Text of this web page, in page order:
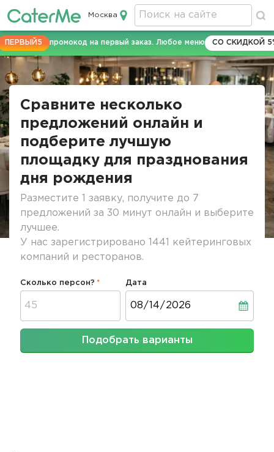
Кейтеринг в Москве
Москва
промокод на первый заказ. Любое меню СО СКИДКОЙ 5%
Строка
Сравните несколько
предложений онлайн и
подберите лучшую
площадку для празднования
дня рождения
Разместите 1 заявку, получите до 7
предложений за 30 минут онлайн и выберите
лучшее.
У нас зарегистрировано 1441 кейтеринговых
компаний и ресторанов.
Сколько персон? Дата
Подобрать варианты